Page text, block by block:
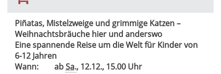
Piñatas, Mistelzweige und grimmige Katzen –
Weihnachtsbräuche hier und anderswo
Eine spannende Reise um die Welt für Kinder von
6-12 Jahren
Wann:
abSa., 12.12., 15.00 Uhr